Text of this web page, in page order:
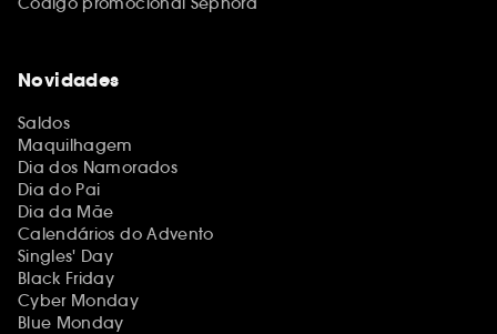
Novidades
Saldos
Maquilhagem
Dia dos Namorados
Dia do Pai
Dia da Mãe
Calendários do Advento
Singles' Day
Black Friday
Cyber Monday
Blue Monday